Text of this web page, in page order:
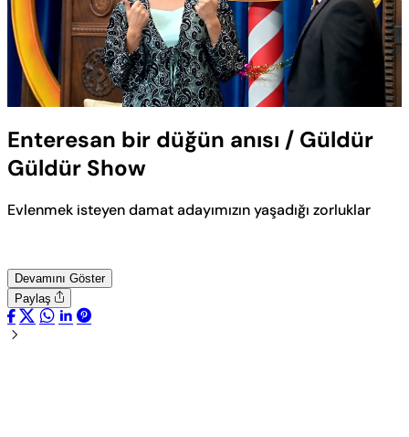
Sesi
Aç
Yüklendi
2.88%
Hızı
Enteresan bir düğün anısı / Güldür
Güldür Show
Evlenmek isteyen damat adayımızın yaşadığı zorluklar
Devamını Göster
Paylaş